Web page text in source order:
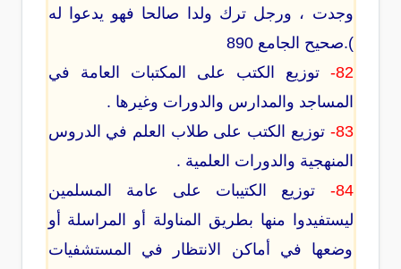
وجدت ، ورجل ترك ولدا صالحا فهو يدعوا له
).صحيح الجامع 890
82-
توزيع الكتب على المكتبات العامة في
المساجد والمدارس والدورات وغيرها .
83- توزيع الكتب على طلاب العلم في الدروس
المنهجية والدورات العلمية .
84-
توزيع الكتيبات على عامة المسلمين
ليستفيدوا منها بطريق المناولة أو المراسلة أو
وضعها في أماكن الانتظار في المستشفيات